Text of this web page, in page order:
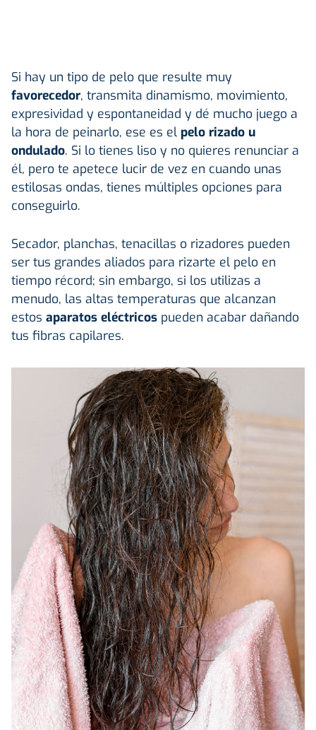
Si hay un tipo de pelo que resulte muy
favorecedor, transmita dinamismo, movimiento,
expresividad y espontaneidad y dé mucho juego a
la hora de peinarlo, ese es el pelo rizado u
ondulado. Si lo tienes liso y no quieres renunciar a
él, pero te apetece lucir de vez en cuando unas
estilosas ondas, tienes múltiples opciones para
conseguirlo.
Secador, planchas, tenacillas o rizadores pueden
ser tus grandes aliados para rizarte el pelo en
tiempo récord; sin embargo, si los utilizas a
menudo, las altas temperaturas que alcanzan
estos aparatos eléctricos pueden acabar dañando
tus fibras capilares.